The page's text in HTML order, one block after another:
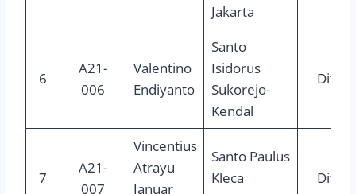
Jakarta
6
A21-
006
Valentino
Endiyanto
Santo
Isidorus
Sukorejo-
Kendal
7
A21-
007
Vincentius
Atrayu
Januar
Santo Paulus
Kleca